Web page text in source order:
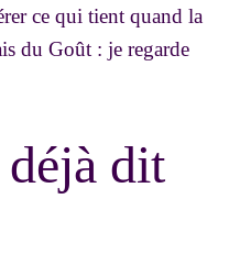
ce qui tient quand la
du Goût : je regarde
déjà dit